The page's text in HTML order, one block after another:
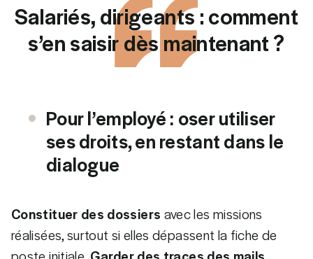
Salariés, dirigeants : comment
s’en saisir dès maintenant ?
Pour l’employé : oser utiliser
ses droits, en restant dans le
dialogue
Constituer des dossiers avec les missions
réalisées, surtout si elles dépassent la fiche de